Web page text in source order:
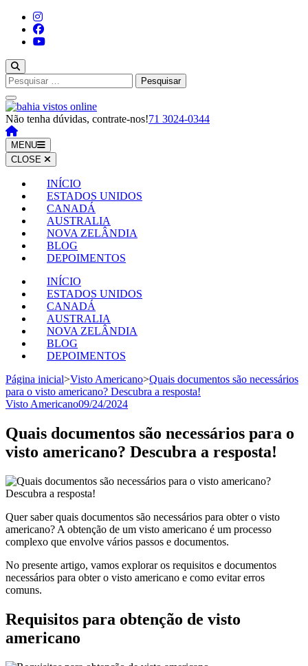
Pular
para
(pressione
Enter)
Pesquisar
por:
Não tenha dúvidas, contrate-nos!71 3024-0344
MENU
CLOSE
INÍCIO
ESTADOS UNIDOS
CANADÁ
AUSTRALIA
NOVA ZELÂNDIA
BLOG
DEPOIMENTOS
INÍCIO
ESTADOS UNIDOS
CANADÁ
AUSTRALIA
NOVA ZELÂNDIA
BLOG
DEPOIMENTOS
Página inicial>Visto Americano>Quais documentos são necessários
para o visto americano? Descubra a resposta!
Visto Americano09/24/2024
Quais documentos são necessários para o
visto americano? Descubra a resposta!
Quer saber quais documentos são necessários para obter o visto
americano? A obtenção de um visto americano é um processo
complexo que envolve vários passos e documentos.
No presente artigo, vamos explorar os requisitos e documentos
necessários para obter o visto americano e como evitar erros
comuns.
Requisitos para obtenção de visto
americano